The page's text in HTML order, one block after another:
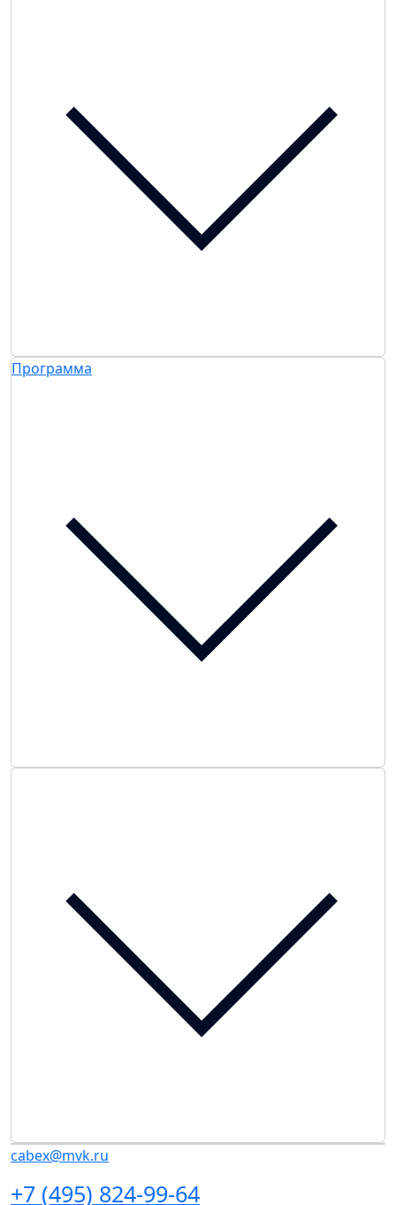
Программа
cabex@mvk.ru
+7 (495) 824-99-64